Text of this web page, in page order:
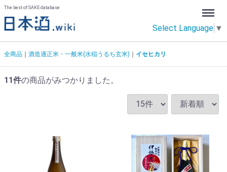
The best of SAKE database
Select Language ▼
Menu
全商品 酒造適正米・一般米(水稲うるち玄米) イセヒカリ
11件の商品がみつかりました。